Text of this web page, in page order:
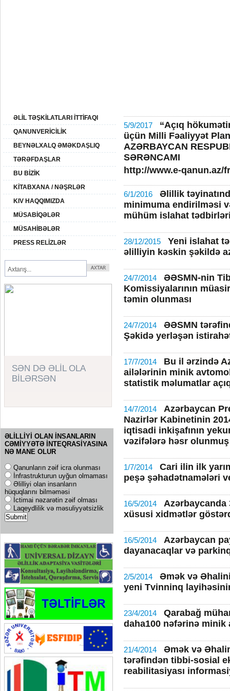
5/9/2017
“Açıq
üçün Milli Fəaliyyət
AZƏRBAYCAN
SƏRƏNCAMI
http://www.e-qanun.az/
6/1/2016
Əlillik
minimuma endirilməsi
mühüm islahat
28/12/2015
Yeni islahat
əlilliyin kəskin şəkildə
24/7/2014
ƏƏSMN-nin
Komissiyalarının
təmin olunması
24/7/2014
ƏƏSMN
Şəkidə yerləşən
17/7/2014
Bu il ərzində
ailələrinin minik
statistik məlumatlar
14/7/2014
Azərbaycan
Nazirlər Kabinetinin
iqtisadi inkişafının
vəzifələrə həsr
1/7/2014
Cari ilin ilk
peşə şəhadətnamələri
16/5/2014
Azərbaycanda
xüsusi xidmətlər
16/5/2014
Azərbaycan
dayanacaqlar və
2/5/2014
Əmək və
yeni Tvinninq
23/4/2014
Qarabağ
daha100 nəfərinə
21/4/2014
Əmək və
tərəfindən tibbi-sosial
reabilitasiyası
ƏLİL TƏŞKİLATLARI İTTİFAQI
QANUNVERİCİLİK
BEYNƏLXALQ ƏMƏKDAŞLIQ
TƏRƏFDAŞLAR
BU BİZİK
KİTABXANA / NƏŞRLƏR
KIV HAQQIMIZDA
MÜSABİQƏLƏR
MÜSAHİBƏLƏR
PRESS RELİZLƏR
SƏN DƏ ƏLİL OLA
BİLƏRSƏN
ƏLİLLİYİ OLAN İNSANLARIN
CƏMİYYƏTƏ İNTEQRASİYASINA
NƏ MANE OLUR
Qanunların zəif icra olunması
İnfrastrukturun uyğun olmaması
Əlilliyi olan insanların
hüquqlarını bilməməsi
İctimai nəzarətin zəif olması
Laqeydlilik və məsuliyyətsizlik